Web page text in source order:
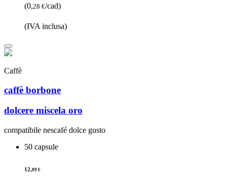
(0,28 €/cad)
(IVA inclusa)
Caffè
caffè borbone
dolcere miscela oro
compatibile nescafé dolce gusto
50 capsule
12,09 €